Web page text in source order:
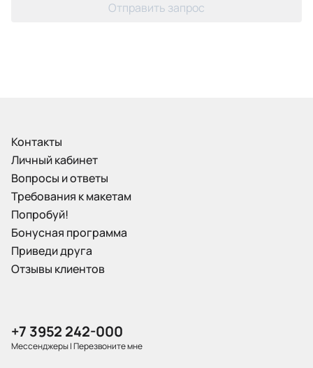
Отправить запрос
Контакты
Личный кабинет
Вопросы и ответы
Требования к макетам
Попробуй!
Бонусная программа
Приведи друга
Отзывы клиентов
+7 3952 242-000
Мессенджеры|Перезвоните мне